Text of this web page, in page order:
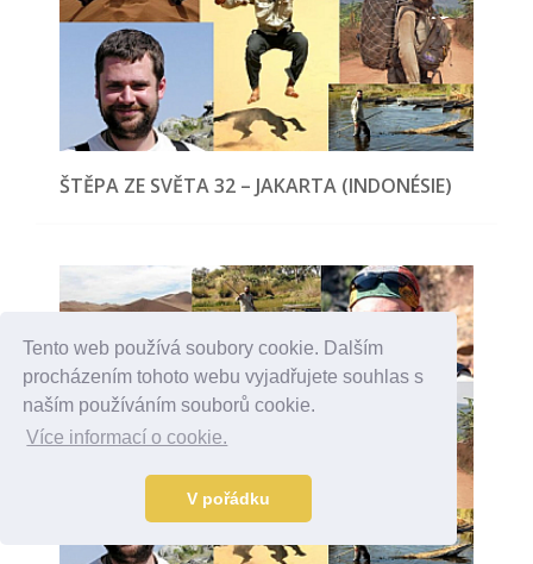
Tento web používá soubory cookie. Dalším
procházením tohoto webu vyjadřujete souhlas s
naším používáním souborů cookie.
Více informací o cookie.
V pořádku
ŠTĚPA ZE SVĚTA 32 – JAKARTA (INDONÉSIE)